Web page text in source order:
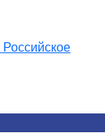
Российское